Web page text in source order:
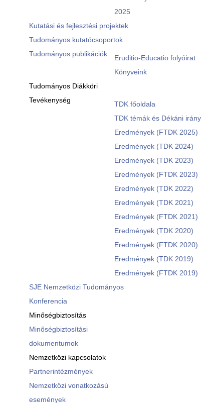
2025
Kutatási és fejlesztési projektek
Tudományos kutatócsoportok
Tudományos publikációk
Eruditio-Educatio folyóirat
Könyveink
Tudományos Diákköri
Tevékenység
TDK főoldala
TDK témák és Dékáni
Eredmények (FTDK 2025)
Eredmények (TDK 2024)
Eredmények (TDK 2023)
Eredmények (FTDK 2023)
Eredmények (TDK 2022)
Eredmények (TDK 2021)
Eredmények (FTDK 2021)
Eredmények (TDK 2020)
Eredmények (FTDK 2020)
Eredmények (TDK 2019)
Eredmények (FTDK 2019)
SJE Nemzetközi Tudományos
Konferencia
Minőségbiztosítás
Minőségbiztosítási
dokumentumok
Nemzetközi kapcsolatok
Partnerintézmények
Nemzetközi vonatkozású
események